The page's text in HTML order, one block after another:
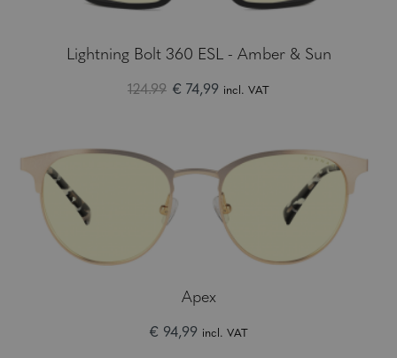
Lightning Bolt 360 ESL - Amber & Sun
124.99 € 74,99 incl. VAT
Apex
€ 94,99 incl. VAT